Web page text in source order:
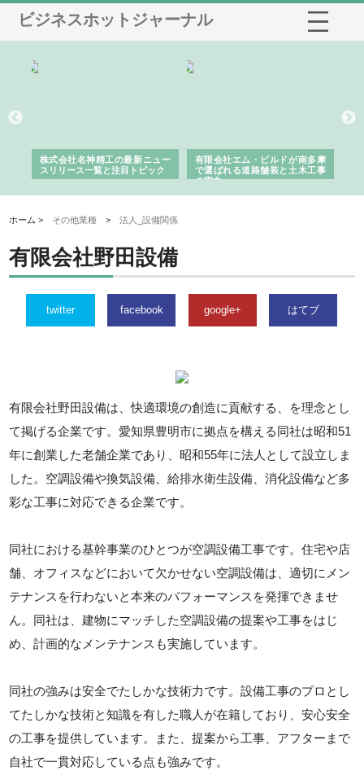
ビジネスホットジャーナル
株式会社名神精工の最新ニュー
スリリース一覧と注目トピック
有限会社エム・ビルドが南多摩
で選ばれる道路舗装と土木工事
の実力
ホーム > その他業種 >法人_設備関係
有限会社野田設備
twitter facebook google+ はてブ
有限会社野田設備は、快適環境の創造に貢献する、を理念とし
て掲げる企業です。愛知県豊明市に拠点を構える同社は昭和51
年に創業した老舗企業であり、昭和55年に法人として設立しま
した。空調設備や換気設備、給排水衛生設備、消化設備など多
彩な工事に対応できる企業です。
同社における基幹事業のひとつが空調設備工事です。住宅や店
舗、オフィスなどにおいて欠かせない空調設備は、適切にメン
テナンスを行わないと本来のパフォーマンスを発揮できませ
ん。同社は、建物にマッチした空調設備の提案や工事をはじ
め、計画的なメンテナンスも実施しています。
同社の強みは安全でたしかな技術力です。設備工事のプロとし
てたしかな技術と知識を有した職人が在籍しており、安心安全
の工事を提供しています。また、提案から工事、アフターまで
自社で一貫対応している点も強みです。